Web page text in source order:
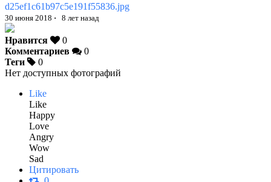
d25ef1c61b97c5e191f55836.jpg
30 июня 2018 · 8 лет назад
Нравится
0
Комментариев
0
Теги
0
Нет доступных фотографий
Like
Like
Happy
Love
Angry
Wow
Sad
Цитировать